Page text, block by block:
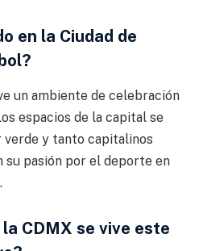
en la Ciudad de
un ambiente de celebración
espacios de la capital se
verde y tanto capitalinos
su pasión por el deporte en
CDMX se vive este